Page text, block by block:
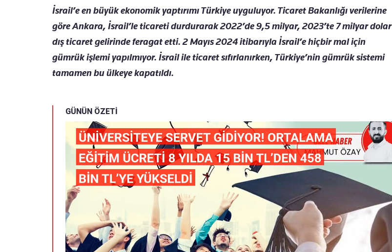
İsrail’e en büyük ekonomik yaptırımı Türkiye uyguluyor. Ticaret Bakanlığı verilerine
göre Ankara, İsrail’le ticareti durdurarak 2022’de 9,5 milyar, 2023’te 7 milyar dolar
dış ticaret gelirinde feragat etti. 2 Mayıs 2024 itibarıyla İsrail’e hiçbir mal için
gümrük işlemi yapılmıyor. İsrail ile ticaret sıfırlanırken, Türkiye’nin gümrük sistemi
tamamen bu ülkeye kapatıldı.
GÜNÜN ÖZETİ